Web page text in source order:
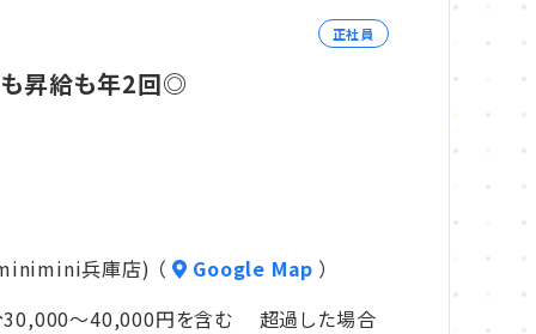
正社員
昇給も年2回◎
兵庫店) （ Google Map ）
～40,000円を含む 超過した場合